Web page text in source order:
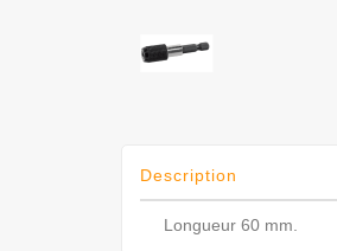
Description
Longueur 60 mm.